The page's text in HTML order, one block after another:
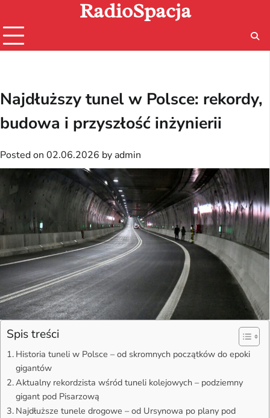
content
RadioSpacja
Najdłuższy tunel w Polsce: rekordy,
budowa i przyszłość inżynierii
Posted on 02.06.2026 by admin
Spis treści
Historia tuneli w Polsce – od skromnych początków do epoki
gigantów
Aktualny rekordzista wśród tuneli kolejowych – podziemny
gigant pod Pisarzową
Najdłuższe tunele drogowe – od Ursynowa po plany pod